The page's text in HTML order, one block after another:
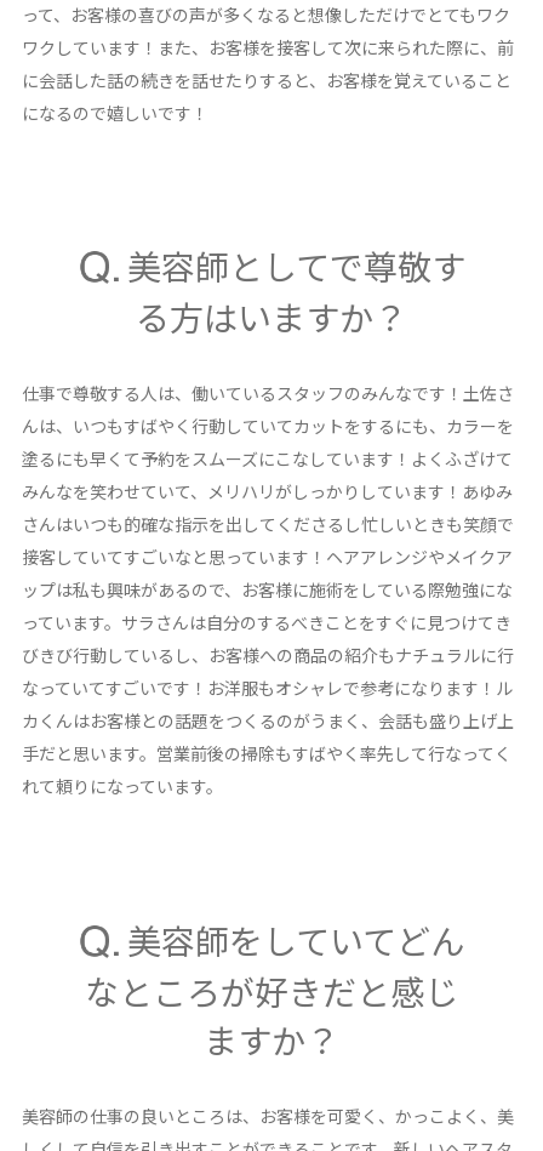
って、お客様の喜びの声が多くなると想像しただけでとてもワク
ワクしています！また、お客様を接客して次に来られた際に、前
に会話した話の続きを話せたりすると、お客様を覚えていること
になるので嬉しいです！
美容師としてで尊敬す
る方はいますか？
仕事で尊敬する人は、働いているスタッフのみんなです！土佐さ
んは、いつもすばやく行動していてカットをするにも、カラーを
塗るにも早くて予約をスムーズにこなしています！よくふざけて
みんなを笑わせていて、メリハリがしっかりしています！あゆみ
さんはいつも的確な指示を出してくださるし忙しいときも笑顔で
接客していてすごいなと思っています！ヘアアレンジやメイクア
ップは私も興味があるので、お客様に施術をしている際勉強にな
っています。サラさんは自分のするべきことをすぐに見つけてき
びきび行動しているし、お客様への商品の紹介もナチュラルに行
なっていてすごいです！お洋服もオシャレで参考になります！ル
カくんはお客様との話題をつくるのがうまく、会話も盛り上げ上
手だと思います。営業前後の掃除もすばやく率先して行なってく
れて頼りになっています。
美容師をしていてどん
なところが好きだと感じ
ますか？
美容師の仕事の良いところは、お客様を可愛く、かっこよく、美